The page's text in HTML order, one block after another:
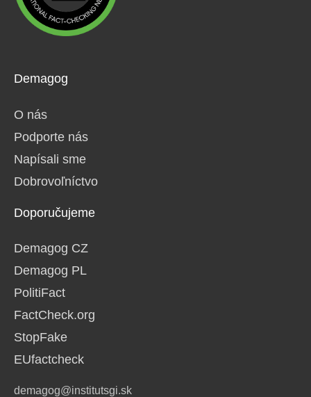
Demagog
O nás
Podporte nás
Napísali sme
Dobrovoľníctvo
Doporučujeme
Demagog CZ
Demagog PL
PolitiFact
FactCheck.org
StopFake
EUfactcheck
demagog@institutsgi.sk